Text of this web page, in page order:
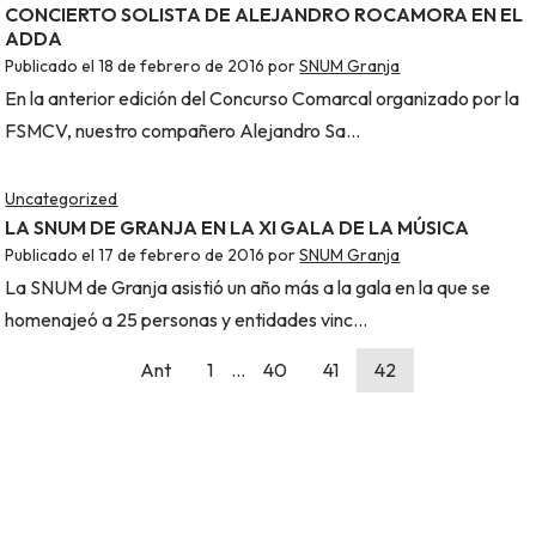
CONCIERTO SOLISTA DE ALEJANDRO ROCAMORA EN EL
ADDA
Publicado el18 de febrero de 2016 porSNUM Granja
En la anterior edición del Concurso Comarcal organizado por la
FSMCV, nuestro compañero Alejandro Sa…
Uncategorized
LA SNUM DE GRANJA EN LA XI GALA DE LA MÚSICA
Publicado el17 de febrero de 2016 porSNUM Granja
La SNUM de Granja asistió un año más a la gala en la que se
homenajeó a 25 personas y entidades vinc…
Ant 1 … 40 41 42